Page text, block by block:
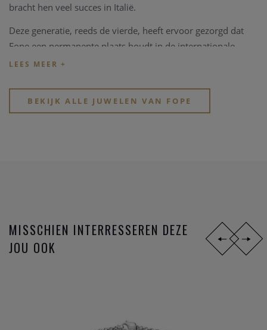
bracht hen veel succes in Italië.
Deze generatie, reeds de vierde, heeft ervoor gezorgd dat
Fope een permanente plaats houdt in de internationale
markt van juwelen en er uitspringt als een van de symbolen
De productie bevindt zich nog altijd in Vicenza, Italië, niet ver
van het originele complex waar Fope begonnen is.
BEKIJK ALLE JUWELEN VAN FOPE
MISSCHIEN INTERRESSEREN DEZE
JOU OOK